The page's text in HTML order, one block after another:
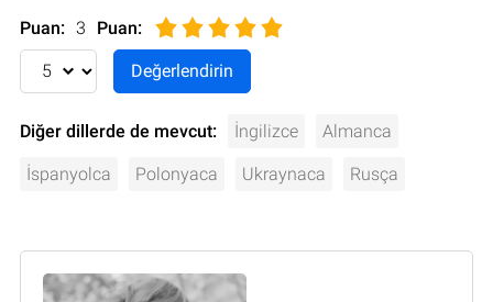
Puan: 3 Puan:
Diğer dillerde de mevcut: İngilizce Almanca
İspanyolca Polonyaca Ukraynaca Rusça